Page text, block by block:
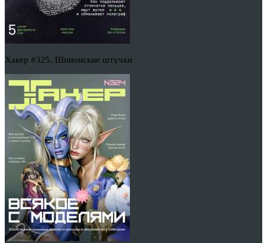
Хакер #325. Шпионские штучки